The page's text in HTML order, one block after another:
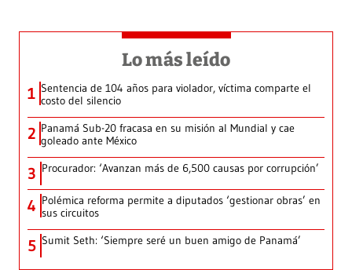
Lo más leído
1 Sentencia de 104 años para violador, víctima comparte el
costo del silencio
2 Panamá Sub-20 fracasa en su misión al Mundial y cae
goleado ante México
3 Procurador: ‘Avanzan más de 6,500 causas por corrupción’
4 Polémica reforma permite a diputados ‘gestionar obras’ en
sus circuitos
5 Sumit Seth: ‘Siempre seré un buen amigo de Panamá’